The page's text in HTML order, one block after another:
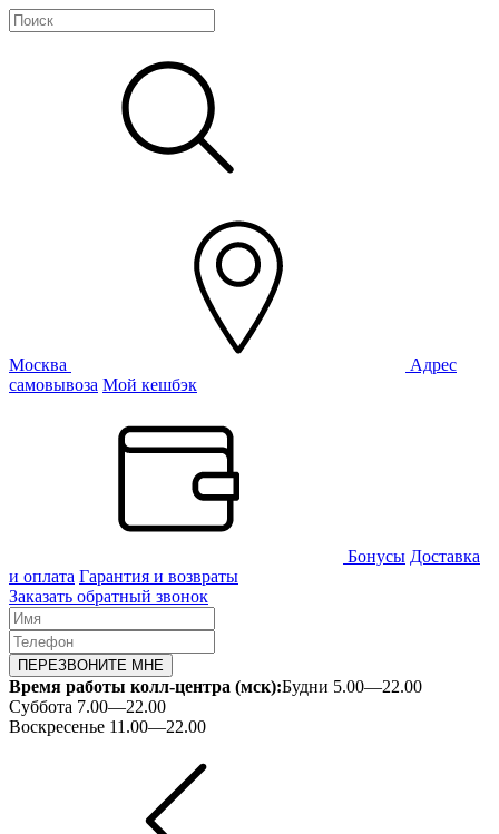
Москва
Адрес
самовывоза Мой кешбэк
Бонусы Доставка
и оплата Гарантия и возвраты
Заказать обратный звонок
ПЕРЕЗВОНИТЕ МНЕ
Время работы колл-центра (мск):Будни 5.00—22.00
Суббота 7.00—22.00
Воскресенье 11.00—22.00